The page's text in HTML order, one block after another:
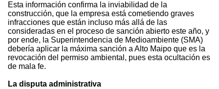
Esta información confirma la inviabilidad de la
construcción, que la empresa está cometiendo graves
infracciones que están incluso más allá de las
consideradas en el proceso de sanción abierto este año, y
por ende, la Superintendencia de Medioambiente (SMA)
debería aplicar la máxima sanción a Alto Maipo que es la
revocación del permiso ambiental, pues esta ocultación es
de mala fe.
La disputa administrativa